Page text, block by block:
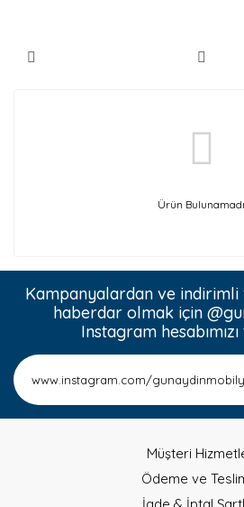
Ürün
Kampanyalardan ve indirimli
haberdar olmak için
Instagram
Müşteri
Ödeme ve